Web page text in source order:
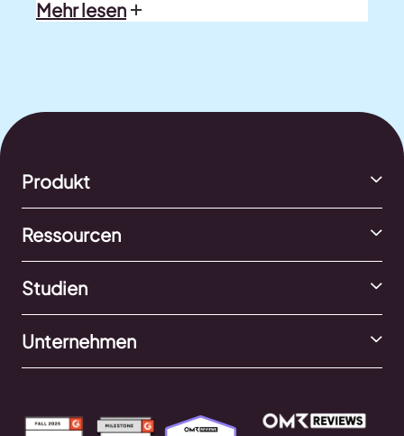
Mehr lesen
Produkt
Ressourcen
Studien
Unternehmen